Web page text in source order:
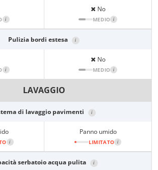
i
No
MEDIO i
Pulizia bordi estesa i
i
No
MEDIO i
LAVAGGIO
di lavaggio pavimenti i
i
Panno umido
LIMITATO i
serbatoio acqua pulita i